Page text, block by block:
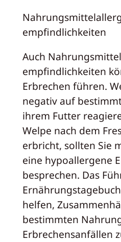
empfindlichkeiten
Auch
empfindlichkeiten
Erbrechen führen.
negativ auf
ihrem Futter
Welpe nach dem
erbricht, sollten Sie
eine hypoallergene
besprechen. Das
helfen,
bestimmten
Erbrechensanfällen